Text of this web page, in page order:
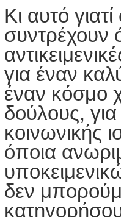
Κι αυτό
συντρέχουν
για έναν
έναν κόσμο
δούλους,
κοινωνικής
όποια
δεν